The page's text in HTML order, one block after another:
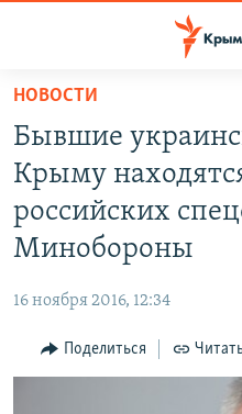
Вернуться
основному
содержанию
Вернутся
главной
Вернутся
поиску
СПЕЦПРОЕКТЫ
ГРУЗ 200
КАРТА ВОЕННЫХ ОБЪЕКТОВ
ВОДА
ИСТОРИЯ
ИНТЕРАКТИВ
ИНФОГРАФИКА
РАДІО СВОБОДА
КАК ОБОЙТИ
НОВОСТИ
Бывшие
Крыму
российских
Минобороны
16 ноября 2016, 12:34
Поделиться